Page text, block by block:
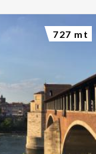
727 mt